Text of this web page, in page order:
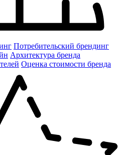
Потребительский брендинг
Архитектура бренда
Оценка стоимости бренда